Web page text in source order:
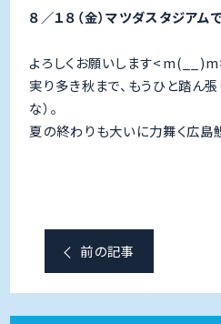
８／１８（金）マツダスタジア
よろしくお願いします
実り多き秋まで、もうひと踏ん
な）。
夏の終わりも大いに力舞く広島
前の記事